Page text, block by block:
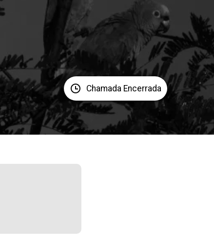
Chamada Encerrada